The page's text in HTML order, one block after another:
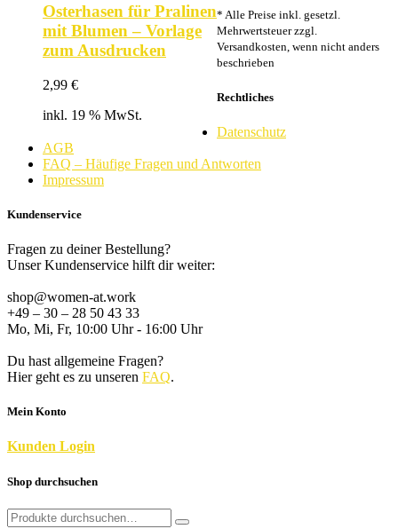
Osterhasen für Pralinen
mit Blumen – Vorlage
zum Ausdrucken
2,99 €
inkl. 19 % MwSt.
* Alle Preise inkl. gesetzl.
Mehrwertsteuer zzgl.
Versandkosten, wenn nicht anders
beschrieben
Rechtliches
Datenschutz
AGB
FAQ – Häufige Fragen und Antworten
Impressum
Kundenservice
Fragen zu deiner Bestellung?
Unser Kundenservice hilft dir weiter:
shop@women-at.work
+49 – 30 – 28 50 43 33
Mo, Mi, Fr, 10:00 Uhr - 16:00 Uhr
Du hast allgemeine Fragen?
Hier geht es zu unseren FAQ.
Mein Konto
Kunden Login
Shop durchsuchen
Search